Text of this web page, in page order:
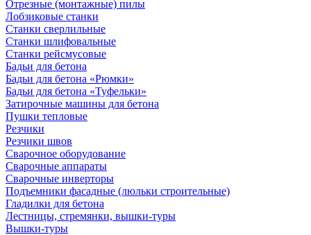
Отрезные (монтажные) пилы
Лобзиковые станки
Станки сверлильные
Станки шлифовальные
Станки рейсмусовые
Бадьи для бетона
Бадьи для бетона «Рюмки»
Бадьи для бетона «Туфельки»
Затирочные машины для бетона
Пушки тепловые
Резчики
Резчики швов
Сварочное оборудование
Сварочные аппараты
Сварочные инверторы
Подъемники фасадные (люльки строительные)
Гладилки для бетона
Лестницы, стремянки, вышки-туры
Вышки-туры